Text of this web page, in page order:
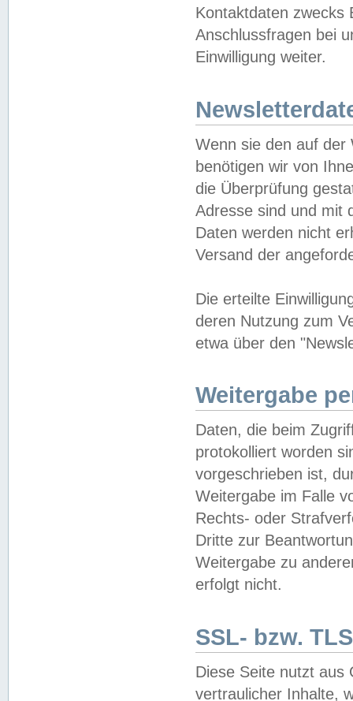
Kontaktdaten zwecks
Anschlussfragen bei
Einwilligung weiter.
Wenn sie den auf der
benötigen wir von
die Überprüfung
Adresse sind und mit
Daten werden nicht
Versand der
Die erteilte
deren Nutzung zum
etwa über den
Weitergabe
Daten, die beim
protokolliert worden
vorgeschrieben ist,
Weitergabe im Falle
Rechts- oder
Dritte zur
Weitergabe zu
erfolgt nicht.
SSL- bzw.
Diese Seite nutzt aus
vertraulicher Inhalte,